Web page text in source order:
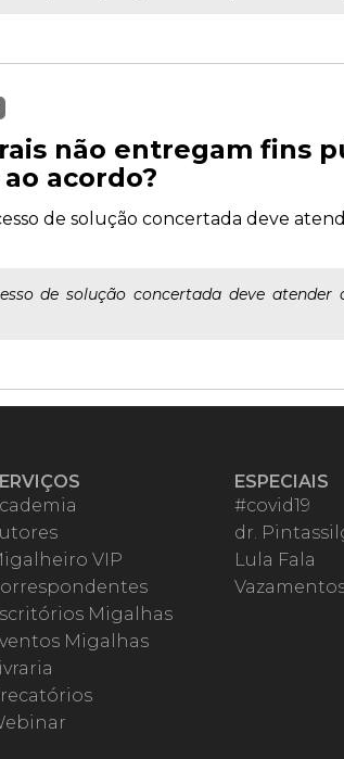
não entregam fins
acordo?
de solução concertada deve
de solução concertada deve
VIP
Migalhas
Migalhas
ESPECIAIS
#covid19
dr.
Lula Fala